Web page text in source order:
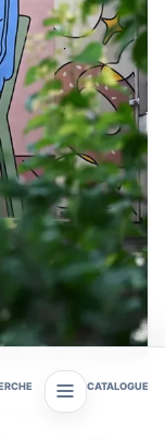
est
CATALOGUE